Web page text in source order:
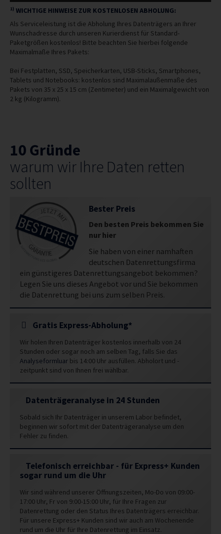
1) WICHTIGE HINWEISE ZUR KOSTENLOSEN ABHOLUNG:
Als Serviceleistung ist die Abholung Ihres Datenträgers an Ihrer
Wunschadresse durch unseren Kurierdienst für Standard-
Paketgrößen kostenlos! Bitte beachten Sie hierbei folgende
Maximalmaße Ihres Pakets:
Bei Festplatten, SSD, Speicherkarten, USB-Sticks, Smartphones,
Tablets und Notebooks: kostenlos sind Maximalaußenmaße des
Pakets von 35 x 25 x 15 cm (Zentimeter) und ein Maximalgewicht von
2 kg (Kilogramm).
10 Gründe
warum wir Ihre Daten retten
sollten
Bester Preis
Den besten Preis bekommen Sie
nur hier
Sie haben von einer namhaften
deutschen Datenrettungsfirma
ein günstigeres Datenrettungsangebot bekommen?
Legen Sie uns dieses Angebot vor und Sie bekommen
die Datenrettung bei uns zum selben Preis.
Gratis Express-Abholung*
Wir holen Ihren Datenträger kostenlos innerhalb von 24
Stunden oder sogar noch am selben Tag, falls Sie das
Analyseformluar bis 14:00 Uhr ausfüllen. Abholort und -
zeitpunkt sind von Ihnen frei wählbar.
Datenträgeranalyse in 24 Stunden
Sobald sich Ihr Datenträger in unserem Labor befindet,
beginnen wir sofort mit der Datenträgeranalyse um den
Fehler zu finden.
Telefonisch erreichbar - für Express+ Kunden
sogar rund um die Uhr
Wir sind während unserer Öffnungszeiten, Mo-Do von 09:00-
17:00 Uhr, Fr von 9:00-15:00 Uhr, für Ihre Fragen zur
Datenrettung oder den Status Ihres Datenträgers erreichbar.
Für unsere Express+ Kunden sind wir auch am Wochenende
rund um die Uhr für Ihre Datenrettung im Einsatz.